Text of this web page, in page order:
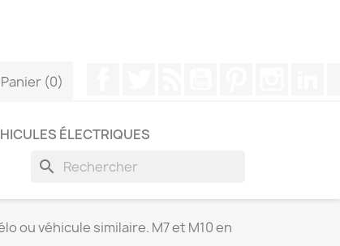
Panier (0)
ÉLECTRIQUES
search
ou véhicule similaire. M7 et M10 en